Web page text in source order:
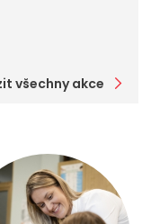
všechny akce